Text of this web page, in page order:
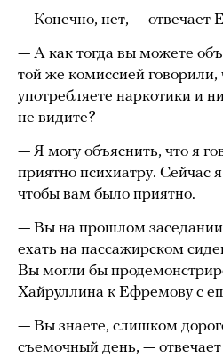
— Конечно, нет, — отвечает
— А как тогда вы можете
той же комиссией говорили,
употребляете наркотики и
не видите?
— Я могу объяснить, что я
приятно психиатру. Сейчас
чтобы вам было приятно.
— Вы на прошлом заседании
ехать на пассажирском
Вы могли бы
Хайруллина к Ефремову с
— Вы знаете, слишком
съемочный день, — отвечает